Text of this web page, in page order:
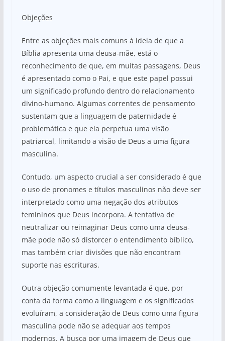
Objeções
Entre as objeções mais comuns à ideia de que a
Bíblia apresenta uma deusa-mãe, está o
reconhecimento de que, em muitas passagens, Deus
é apresentado como o Pai, e que este papel possui
um significado profundo dentro do relacionamento
divino-humano. Algumas correntes de pensamento
sustentam que a linguagem de paternidade é
problemática e que ela perpetua uma visão
patriarcal, limitando a visão de Deus a uma figura
masculina.
Contudo, um aspecto crucial a ser considerado é que
o uso de pronomes e títulos masculinos não deve ser
interpretado como uma negação dos atributos
femininos que Deus incorpora. A tentativa de
neutralizar ou reimaginar Deus como uma deusa-
mãe pode não só distorcer o entendimento bíblico,
mas também criar divisões que não encontram
suporte nas escrituras.
Outra objeção comumente levantada é que, por
conta da forma como a linguagem e os significados
evoluíram, a consideração de Deus como uma figura
masculina pode não se adequar aos tempos
modernos. A busca por uma imagem de Deus que